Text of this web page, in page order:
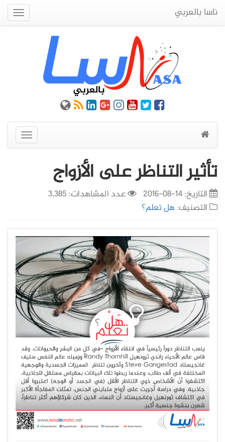
ناسا بالعربي
عرض
القائمة
تأثير التناظر على الأزواج
التاريخ:14-08-2016
عدد المشاهدات: 3,385
التصنيف: هل تعلم؟